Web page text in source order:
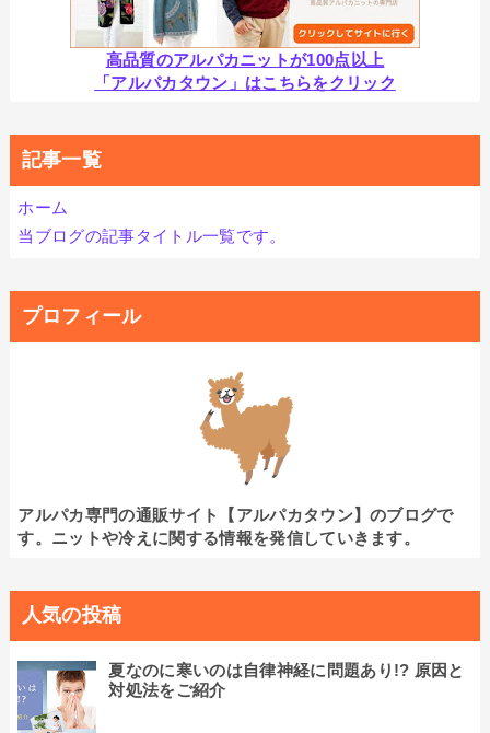
高品質のアルパカニットが100点以上
「アルパカタウン」はこちらをクリック
記事一覧
ホーム
当ブログの記事タイトル一覧です。
プロフィール
アルパカ専門の通販サイト【アルパカタウン】のブログで
す。ニットや冷えに関する情報を発信していきます。
人気の投稿
夏なのに寒いのは自律神経に問題あり!? 原因と
対処法をご紹介